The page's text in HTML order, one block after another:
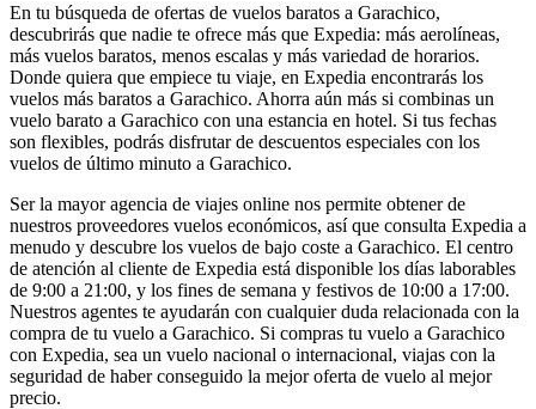
En tu búsqueda de ofertas de vuelos baratos a Garachico,
descubrirás que nadie te ofrece más que Expedia: más aerolíneas,
más vuelos baratos, menos escalas y más variedad de horarios.
Donde quiera que empiece tu viaje, en Expedia encontrarás los
vuelos más baratos a Garachico. Ahorra aún más si combinas un
vuelo barato a Garachico con una estancia en hotel. Si tus fechas
son flexibles, podrás disfrutar de descuentos especiales con los
vuelos de último minuto a Garachico.
Ser la mayor agencia de viajes online nos permite obtener de
nuestros proveedores vuelos económicos, así que consulta Expedia a
menudo y descubre los vuelos de bajo coste a Garachico. El centro
de atención al cliente de Expedia está disponible los días laborables
de 9:00 a 21:00, y los fines de semana y festivos de 10:00 a 17:00.
Nuestros agentes te ayudarán con cualquier duda relacionada con la
compra de tu vuelo a Garachico. Si compras tu vuelo a Garachico
con Expedia, sea un vuelo nacional o internacional, viajas con la
seguridad de haber conseguido la mejor oferta de vuelo al mejor
precio.